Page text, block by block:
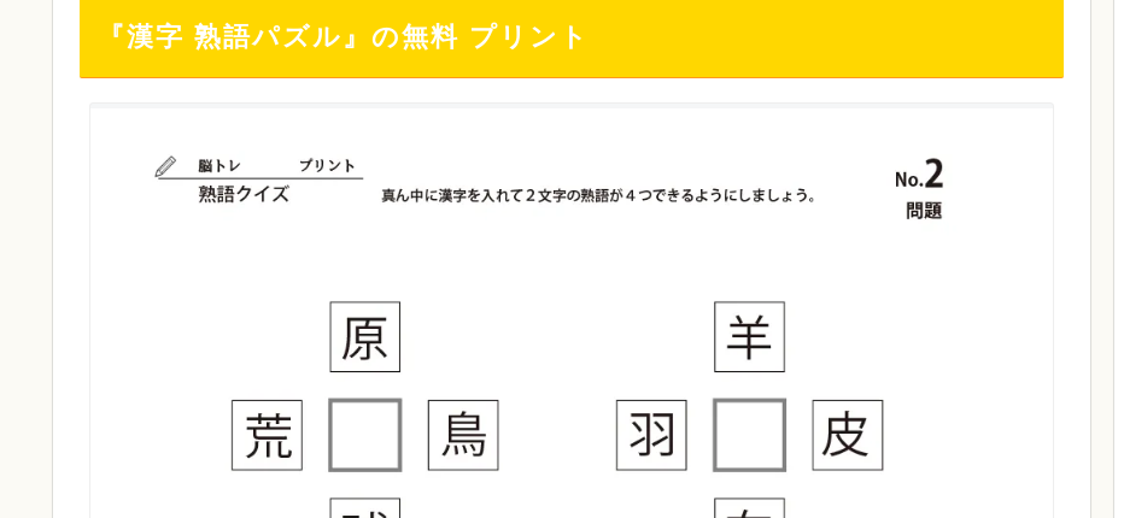
『漢字 熟語パズル』の無料 プリント